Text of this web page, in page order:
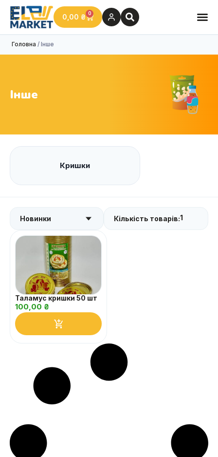
0,00 ₴ 0
Головна / Інше
Інше
Кришки
Кількість товарів:1
Таламус кришки 50 шт
100,00 ₴